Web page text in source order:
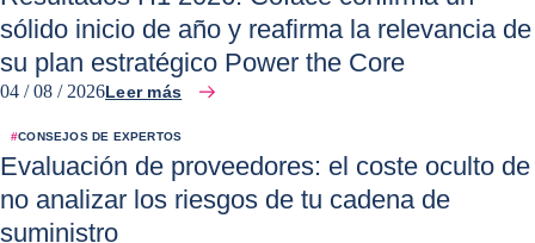
sólido inicio de año y reafirma la relevancia de
su plan estratégico Power the Core
04 / 08 / 2026Leer más
#CONSEJOS DE EXPERTOS
Evaluación de proveedores: el coste oculto de
no analizar los riesgos de tu cadena de
suministro